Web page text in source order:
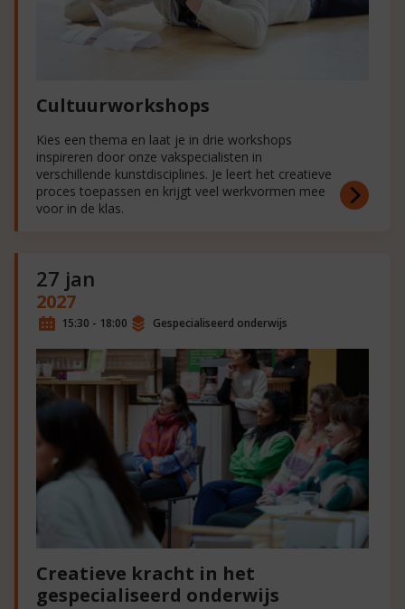
Cultuurworkshops
Kies een thema en laat je in drie workshops
inspireren door onze vakspecialisten in
verschillende kunstdisciplines. Je leert het creatieve
proces toepassen en krijgt veel werkvormen mee
voor in de klas.
27 jan
2027
15:30 - 18:00 Gespecialiseerd onderwijs
Creatieve kracht in het
gespecialiseerd onderwijs